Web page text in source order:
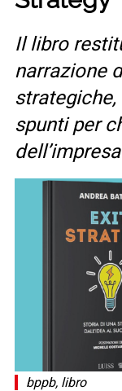
Il libro
narrazione
spunti per
dell’impresa
bppb, libro